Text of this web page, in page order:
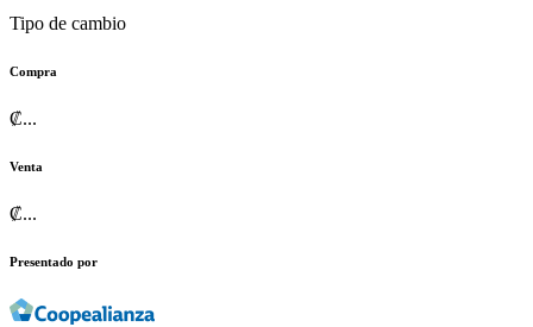
Tipo de cambio
Compra
₡...
Venta
₡...
Presentado por